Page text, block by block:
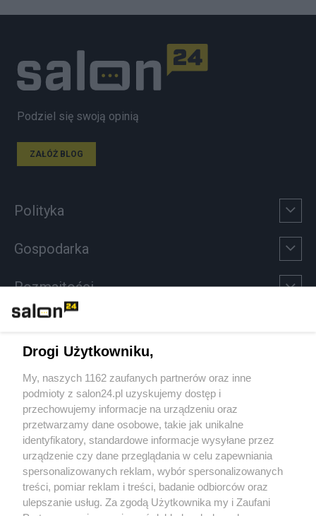
Podziel się swoją opinią
ZAŁÓŻ BLOG
Polityka
Gospodarka
Rozmaitości
Sport
Społeczeństwo
Kultura
X Facebook Instagram Youtube
Drogi Użytkowniku,
My, naszych 1162 zaufanych partnerów oraz inne
podmioty z salon24.pl uzyskujemy dostęp i
przechowujemy informacje na urządzeniu oraz
przetwarzamy dane osobowe, takie jak unikalne
identyfikatory, standardowe informacje wysyłane przez
urządzenie czy dane przeglądania w celu zapewniania
spersonalizowanych reklam, wybór spersonalizowanych
treści, pomiar reklam i treści, badanie odbiorców oraz
ulepszanie usług. Za zgodą Użytkownika my i Zaufani